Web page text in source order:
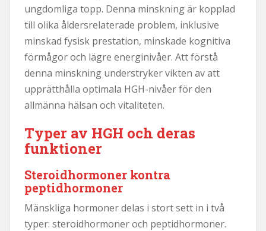
ungdomliga topp. Denna minskning är kopplad
till olika åldersrelaterade problem, inklusive
minskad fysisk prestation, minskade kognitiva
förmågor och lägre energinivåer. Att förstå
denna minskning understryker vikten av att
upprätthålla optimala HGH-nivåer för den
allmänna hälsan och vitaliteten.
Typer av HGH och deras
funktioner
Steroidhormoner kontra
peptidhormoner
Mänskliga hormoner delas i stort sett in i två
typer: steroidhormoner och peptidhormoner.